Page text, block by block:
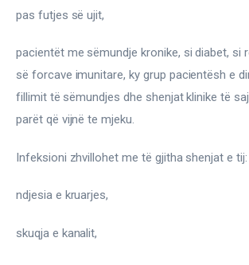
pas futjes së ujit,
pacientët me sëmundje kronike, si diabet, si
së forcave imunitare, ky grup pacientësh e
fillimit të sëmundjes dhe shenjat klinike të
parët që vijnë te mjeku.
Infeksioni zhvillohet me të gjitha shenjat e tij:
ndjesia e kruarjes,
skuqja e kanalit,